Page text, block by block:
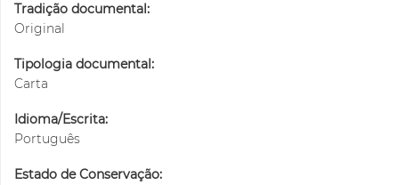
Tradição documental:
Original
Tipologia documental:
Carta
Idioma/Escrita:
Português
Estado de Conservação: